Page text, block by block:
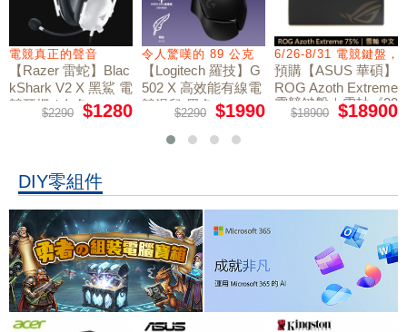
電競真正的聲音
【Razer 雷蛇】Blac
kShark V2 X 黑鯊 電
競耳機 / 白色
$2290 $1280
令人驚嘆的 89 公克
【Logitech 羅技】G
502 X 高效能有線電
競滑鼠 黑色
$2290 $1990
6/26-8/31 電競鍵盤，
預購【ASUS 華碩】
ROG Azoth Extreme
電競鍵盤｜雪軸《20
周年限量版》
$18900 $18900
DIY零組件